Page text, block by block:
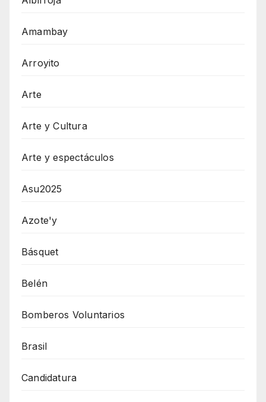
Amambay
Arroyito
Arte
Arte y Cultura
Arte y espectáculos
Asu2025
Azote'y
Básquet
Belén
Bomberos Voluntarios
Brasil
Candidatura